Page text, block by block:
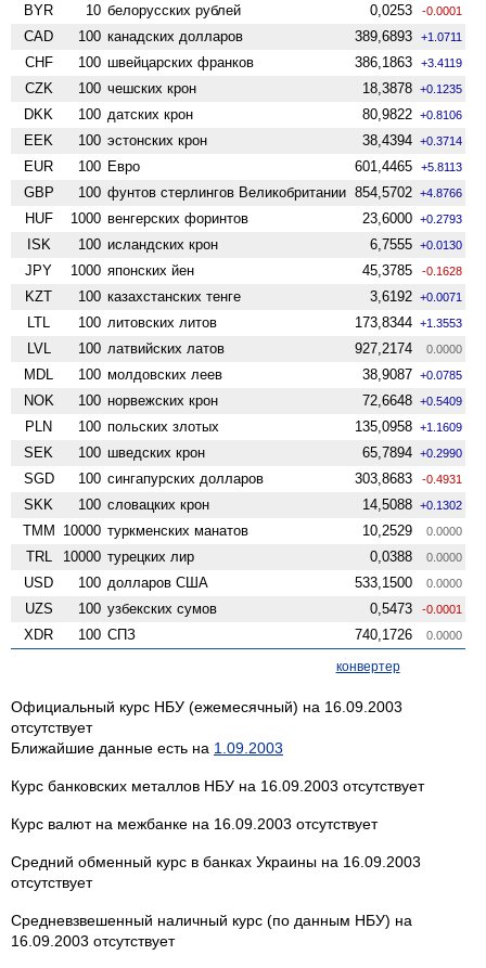
BYR 10 белорусских рублей 0,0253 -0.0001
CAD 100 канадских долларов 389,6893 +1.0711
CHF 100 швейцарских франков 386,1863 +3.4119
CZK 100 чешских крон 18,3878 +0.1235
DKK 100 датских крон 80,9822 +0.8106
EEK 100 эстонских крон 38,4394 +0.3714
EUR 100 Евро 601,4465 +5.8113
GBP 100 фунтов стерлингов Велико­британии 854,5702 +4.8766
HUF 1000 венгерских форинтов 23,6000 +0.2793
ISK 100 исландских крон 6,7555 +0.0130
JPY 1000 японских йен 45,3785 -0.1628
KZT 100 казахстанских тенге 3,6192 +0.0071
LTL 100 литовских литов 173,8344 +1.3553
LVL 100 латвийских латов 927,2174 0.0000
MDL 100 молдовских леев 38,9087 +0.0785
NOK 100 норвежских крон 72,6648 +0.5409
PLN 100 польских злотых 135,0958 +1.1609
SEK 100 шведских крон 65,7894 +0.2990
SGD 100 сингапурских долларов 303,8683 -0.4931
SKK 100 словацких крон 14,5088 +0.1302
TMM 10000 туркменских манатов 10,2529 0.0000
TRL 10000 турецких лир 0,0388 0.0000
USD 100 долларов США 533,1500 0.0000
UZS 100 узбекских сумов 0,5473 -0.0001
XDR 100 СПЗ 740,1726 0.0000
конвертер
Официальный курс НБУ (ежемесячный) на 16.09.2003
отсутствует
Ближайшие данные есть на 1.09.2003
Курс банковских металлов НБУ на 16.09.2003 отсутствует
Курс валют на межбанке на 16.09.2003 отсутствует
Средний обменный курс в банках Украины на 16.09.2003
отсутствует
Средневзвешенный наличный курс (по данным НБУ) на
16.09.2003 отсутствует